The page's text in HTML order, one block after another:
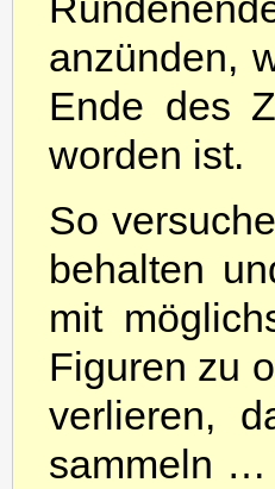
anzünden,
Ende des
worden ist.
So
behalten
mit
Figuren zu
verlieren,
sammeln …